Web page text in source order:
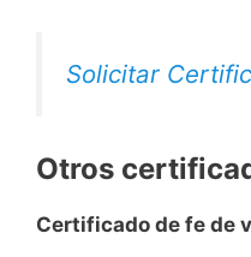
Solicitar
Otros
Certificado de fe de